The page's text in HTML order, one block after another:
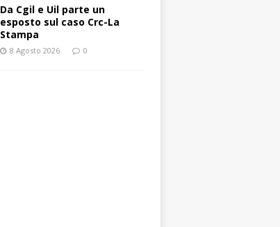
Da Cgil e Uil parte un
esposto sul caso Crc-La
Stampa
8 Agosto 2026 0